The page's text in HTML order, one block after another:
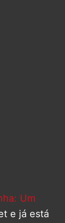
Um
e já está